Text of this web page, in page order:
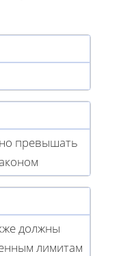
превышать
должны
лимитам